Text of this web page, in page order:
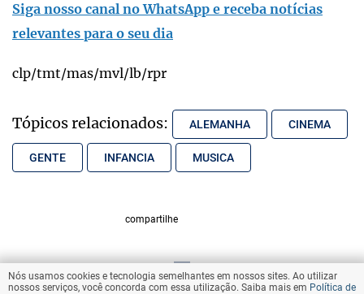
Siga nosso canal no WhatsApp e receba notícias
relevantes para o seu dia
clp/tmt/mas/mvl/lb/rpr
Tópicos relacionados: ALEMANHA CINEMA
GENTE INFANCIA MUSICA
compartilhe
VOLTAR AO TOPO
Nós usamos cookies e tecnologia semelhantes em nossos sites. Ao utilizar
nossos serviços, você concorda com essa utilização. Saiba mais em Política de